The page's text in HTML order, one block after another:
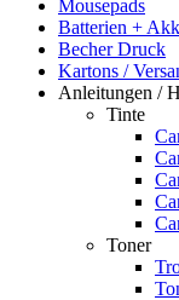
Mousepads
Batterien +
Becher Druck
Kartons /
Anleitungen /
Tinte
Toner